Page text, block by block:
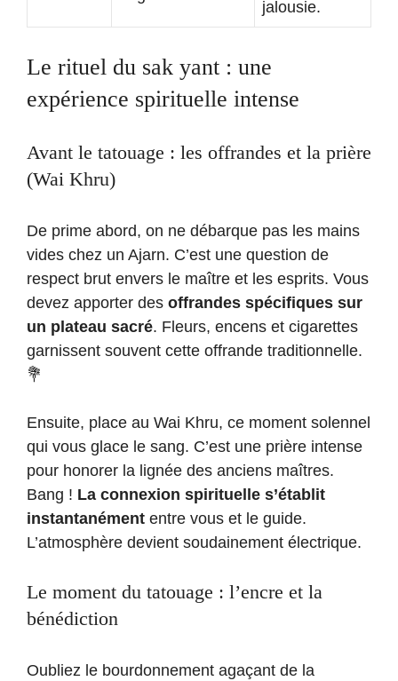
jalousie.
Le rituel du sak yant : une
expérience spirituelle intense
Avant le tatouage : les offrandes et la prière
(Wai Khru)
De prime abord, on ne débarque pas les mains
vides chez un Ajarn. C’est une question de
respect brut envers le maître et les esprits. Vous
devez apporter des offrandes spécifiques sur
un plateau sacré. Fleurs, encens et cigarettes
garnissent souvent cette offrande traditionnelle.
💐
Ensuite, place au Wai Khru, ce moment solennel
qui vous glace le sang. C’est une prière intense
pour honorer la lignée des anciens maîtres.
Bang ! La connexion spirituelle s’établit
instantanément entre vous et le guide.
L’atmosphère devient soudainement électrique.
Le moment du tatouage : l’encre et la
bénédiction
Oubliez le bourdonnement agaçant de la